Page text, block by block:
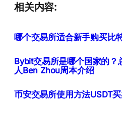
相关内容:
哪个交易所适合新手购买比
Bybit交易所是哪个国家的？
人Ben Zhou周本介绍
币安交易所使用方法USDT